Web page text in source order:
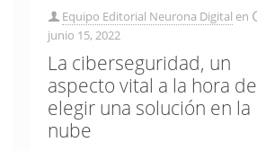
Equipo Editorial Neurona Digital en
junio 15, 2022
La ciberseguridad, un
aspecto vital a la hora de
elegir una solución en la
nube